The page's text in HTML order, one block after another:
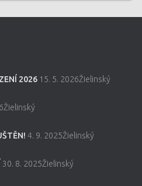
2026 15. 5. 2026Žielinský
4. 9. 2025Žielinský
30. 8. 2025Žielinský